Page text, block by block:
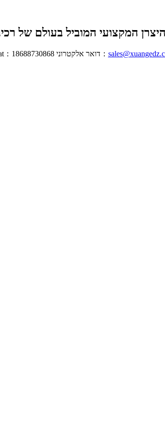
היצרן המקצועי המוביל בעולם של
Whats app / We-Chat：18688730868 דואר אלקטרוני：